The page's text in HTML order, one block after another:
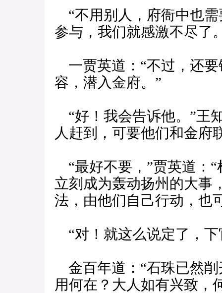
“不用别人，府衙中也
参与，我们就感激不尽了
一贾英道：“不过，还
容，潜入金府。”
“好！我会告诉他。”王
人赶到，可要他们和金
“最好不要，”贾英道：
立刻成为轰动扬州的大事
法，由他们自己行动，也
“对！就这么说定了，下
金百年道：“石珠已然
用何在？大人如有兴致，